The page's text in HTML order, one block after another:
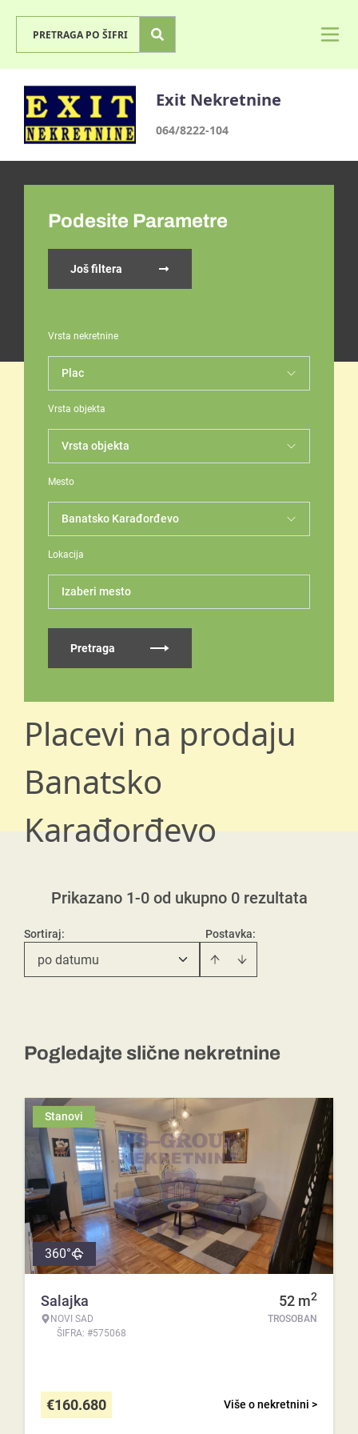
Exit Nekretnine
064/8222-104
Podesite Parametre
Još filtera
Vrsta nekretnine
Vrsta objekta
Mesto
Lokacija
Izaberi mesto
Pretraga
Placevi na prodaju
Banatsko
Karađorđevo
Prikazano 1-0 od ukupno 0 rezultata
Postavka:
Sortiraj:
po datumu
Pogledajte slične nekretnine
Stanovi
360°
Salajka
NOVI SAD
ŠIFRA: #575068
52 m2
TROSOBAN
Više o nekretnini >
€160.680